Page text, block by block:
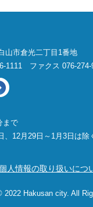
市倉光二丁目1番地
1111 ファクス 076-274-
まで
、12月29日～1月3日は除
人情報の取り扱いにつ
2022 Hakusan city. All